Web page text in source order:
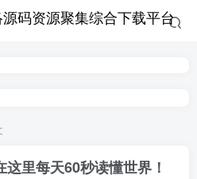
里每天60秒读懂世界！